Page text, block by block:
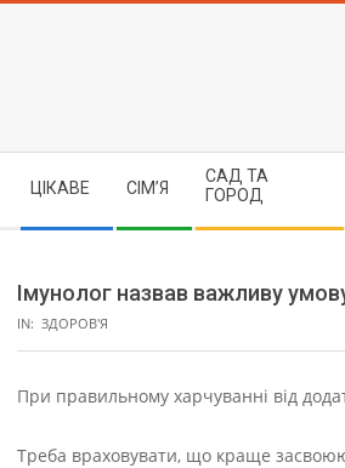
Navigation
Menu
ЦІКАВЕ СІМ’Я
САД ТА
ГОРОД
Імунолог назвав важливу
IN: ЗДОРОВ'Я
При правильному харчуванні від
Треба враховувати, що краще